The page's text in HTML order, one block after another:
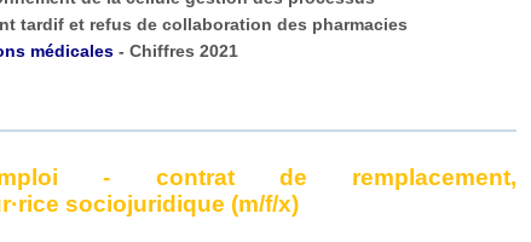
tardif et refus de collaboration des pharmacies
médicales - Chiffres 2021
- contrat de remplacement,
sociojuridique (m/f/x)